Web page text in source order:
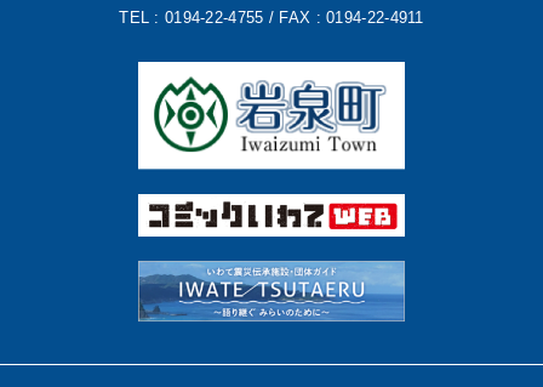
TEL : 0194-22-4755 / FAX : 0194-22-4911